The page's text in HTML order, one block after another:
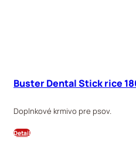
Buster Dental Stick rice
Doplnkové krmivo pre psov.
Detail